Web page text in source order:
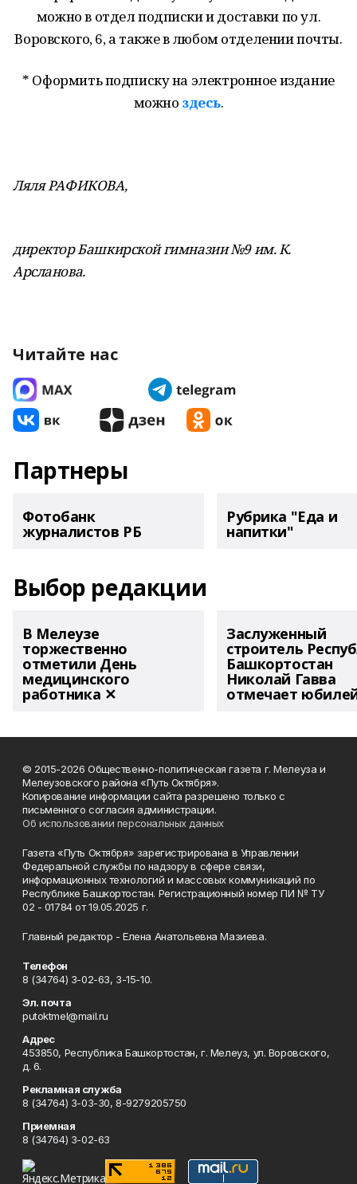
можно в отдел подписки и доставки по ул.
Воровского, 6, а также в любом отделении почты.
* Оформить подписку на электронное издание
можно здесь.
Ляля РАФИКОВА,
директор Башкирскойгимназии №9 им. К.
Арсланова.
Читайте нас
Партнеры
Фотобанк
журналистов РБ
Рубрика "Еда и
напитки"
Выбор редакции
В Мелеузе
торжественно
отметили День
медицинского
работника ✕
Заслуженный
строитель
Башкортостан
Николай Гавва
отмечает
© 2015-2026 Общественно-политическая газета г. Мелеуза и
Мелеузовского района «Путь Октября».
Копирование информации сайта разрешено только с
письменного согласия администрации.
Об использовании персональных данных
Газета «Путь Октября» зарегистрирована в Управлении
Федеральной службы по надзору в сфере связи,
информационных технологий и массовых коммуникаций по
Республике Башкортостан. Регистрационный номер ПИ № ТУ
02 - 01784 от 19.05.2025 г.
Главный редактор - Елена Анатольевна Мазиева.
Телефон
8 (34764) 3-02-63, 3-15-10.
Эл. почта
putoktmel@mail.ru
Адрес
453850, Республика Башкортостан, г. Мелеуз, ул. Воровского,
д. 6.
Рекламная служба
8 (34764) 3-03-30, 8-9279205750
Приемная
8 (34764) 3-02-63